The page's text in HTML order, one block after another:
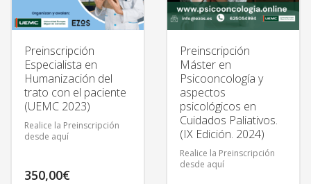
Preinscripción
Especialista en
Humanización del
trato con el paciente
(UEMC 2023)
Realice la Preinscripción
desde aquí
350,00€
Preinscripción
Máster en
Psicooncología y
aspectos
psicológicos en
Cuidados Paliativos.
(IX Edición. 2024)
Realice la Preinscripción
desde aquí